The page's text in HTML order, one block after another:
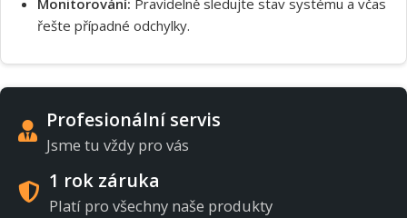
řešte případné odchylky.
Profesionální servis
Jsme tu vždy pro vás
1 rok záruka
Platí pro všechny naše produkty